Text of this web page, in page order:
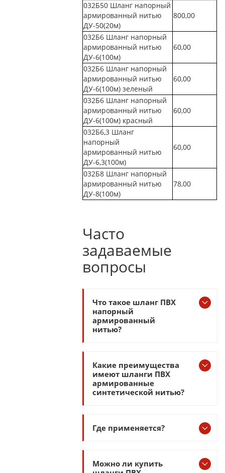
032Б50 Шланг напорный
армированный нитью
ДУ-50(20м)
800,00
032Б6 Шланг напорный
армированный нитью
ДУ-6(100м)
60,00
032Б6 Шланг напорный
армированный нитью
ДУ-6(100м) зеленый
60,00
032Б6 Шланг напорный
армированный нитью
ДУ-6(100м) красный
60,00
032Б6,3 Шланг
напорный
армированный нитью
ДУ-6,3(100м)
60,00
032Б8 Шланг напорный
армированный нитью
ДУ-8(100м)
78,00
Часто
задаваемые
вопросы
Что такое шланг ПВХ
напорный
армированный
нитью?
Какие преимущества
имеют шланги ПВХ
армированные
синтетической нитью?
Где применяется?
Можно ли купить